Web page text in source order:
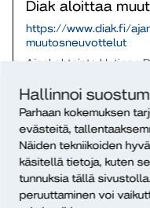
Hallinnoi
Parhaan kokemuksen
evästeitä,
Näiden tekniikoiden
käsitellä tietoja, kuten
tunnuksia tällä
peruuttaminen voi
Diak aloittaa
https://www.diak.fi/
muutosneuvottelut
Ajankohtaista Uutinen
yhteistoimintalain
Neuvottelut
ja toiminnan
Muutosneuvottelujen
noin 270 henkilöä.
Artikkeli